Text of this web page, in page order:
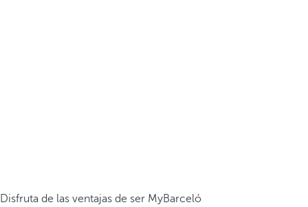
Disfruta de las ventajas de ser MyBarceló